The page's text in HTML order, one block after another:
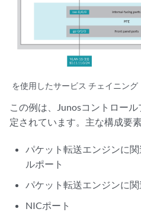
を使用したサービス チェイニング
この例は、Junosコントロー
定されています。主な構成要
パケット転送エンジンに
ルポート
パケット転送エンジンに
NICポート